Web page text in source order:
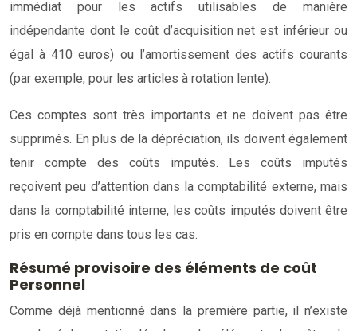
immédiat pour les actifs utilisables de manière
indépendante dont le coût d’acquisition net est inférieur ou
égal à 410 euros) ou l’amortissement des actifs courants
(par exemple, pour les articles à rotation lente).
Ces comptes sont très importants et ne doivent pas être
supprimés. En plus de la dépréciation, ils doivent également
tenir compte des coûts imputés. Les coûts imputés
reçoivent peu d’attention dans la comptabilité externe, mais
dans la comptabilité interne, les coûts imputés doivent être
pris en compte dans tous les cas.
Résumé provisoire des éléments de coût
Personnel
Comme déjà mentionné dans la première partie, il n’existe